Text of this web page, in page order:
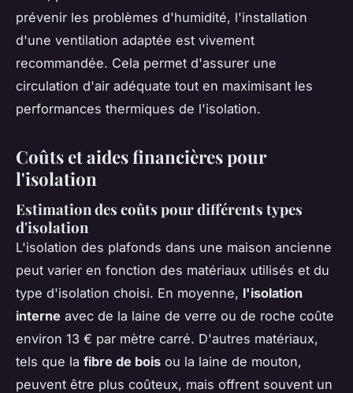
prévenir les problèmes d'humidité, l'installation
d'une ventilation adaptée est vivement
recommandée. Cela permet d'assurer une
circulation d'air adéquate tout en maximisant les
performances thermiques de l'isolation.
Coûts et aides financières pour
l'isolation
Estimation des coûts pour différents types
d'isolation
L'isolation des plafonds dans une maison ancienne
peut varier en fonction des matériaux utilisés et du
type d'isolation choisi. En moyenne, l'isolation
interne avec de la laine de verre ou de roche coûte
environ 13 € par mètre carré. D'autres matériaux,
tels que la fibre de bois ou la laine de mouton,
peuvent être plus coûteux, mais offrent souvent un